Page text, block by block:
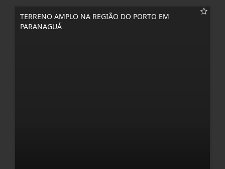
TERRENO AMPLO NA REGIÃO DO PORTO EM
PARANAGUÁ